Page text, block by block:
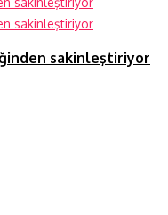
sakinleştiriyor